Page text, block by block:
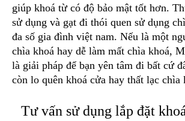
giúp khoá từ có độ bảo mật tốt hơn.
sử dụng và gạt đi thói quen sử dụng
đa số gia đình việt nam. Nếu là một
chìa khoá hay dễ làm mất chìa khoá,
là giải pháp để bạn yên tâm đi bất cứ
còn lo quên khoá cửa hay thất lạc chìa
Tư vấn sử dụng lắp đặt